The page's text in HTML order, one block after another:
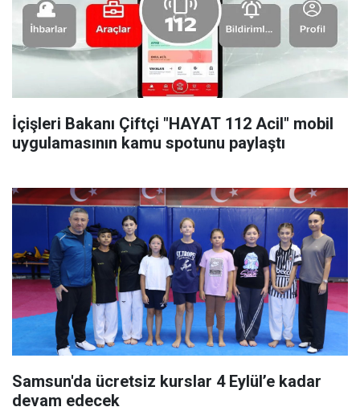
İçişleri Bakanı Çiftçi "HAYAT 112 Acil" mobil
uygulamasının kamu spotunu paylaştı
Samsun'da ücretsiz kurslar 4 Eylül’e kadar
devam edecek